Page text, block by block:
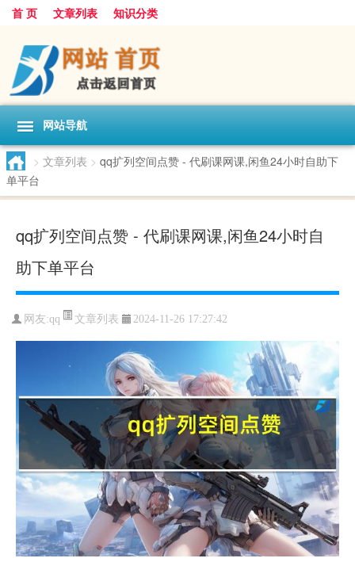
首 页 文章列表 知识分类
网站导航
> 文章列表 > qq扩列空间点赞 - 代刷课网课,闲鱼24小时自助下
单平台
qq扩列空间点赞 - 代刷课网课,闲鱼24小时自
助下单平台
网友:qq 文章列表 2024-11-26 17:27:42